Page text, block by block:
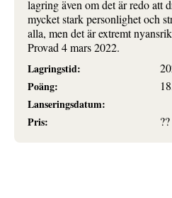
lagring även om det är redo att
mycket stark personlighet och
alla, men det är extremt
Provad 4 mars 2022.
Lagringstid:
Poäng:
Lanseringsdatum:
Pris: